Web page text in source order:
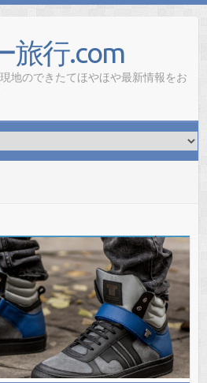
旅行.com
地のできたてほやほや最新情報をお